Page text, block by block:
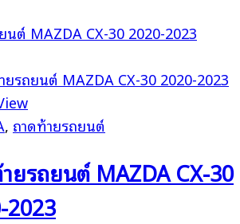
, ถาดท้ายรถยนต์
ยรถยนต์ MAZDA CX-30
2023